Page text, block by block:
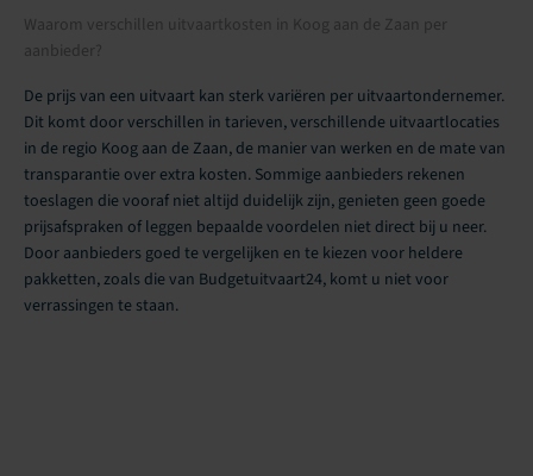
Waarom verschillen uitvaartkosten in Koog aan de Zaan per
aanbieder?
De prijs van een uitvaart kan sterk variëren per uitvaartondernemer.
Dit komt door verschillen in tarieven, verschillende uitvaartlocaties
in de regio Koog aan de Zaan, de manier van werken en de mate van
transparantie over extra kosten. Sommige aanbieders rekenen
toeslagen die vooraf niet altijd duidelijk zijn, genieten geen goede
prijsafspraken of leggen bepaalde voordelen niet direct bij u neer.
Door aanbieders goed te vergelijken en te kiezen voor heldere
pakketten, zoals die van Budgetuitvaart24, komt u niet voor
verrassingen te staan.